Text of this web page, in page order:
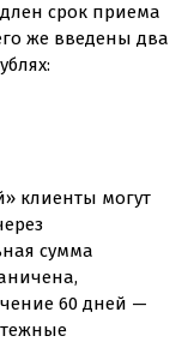
срок приема
же введены два
клиенты могут
сумма
60 дней —